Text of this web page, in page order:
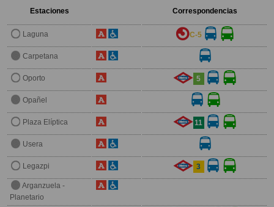
Estaciones Correspondencias
Laguna C-5
Carpetana
Oporto 5
Opañel
Plaza Elíptica 11
Usera
Legazpi 3
Arganzuela -
Planetario